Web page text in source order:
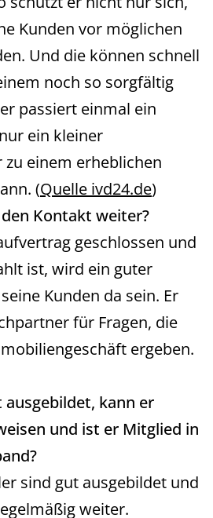
Kunden vor möglichen
Und die können schnell
noch so sorgfältig
passiert einmal ein
ein kleiner
einem erheblichen
(Quelle ivd24.de)
Kontakt weiter?
geschlossen und
ist, wird ein guter
Kunden da sein. Er
für Fragen, die
ergeben.
kann er
und ist er Mitglied in
sind gut ausgebildet und
weiter.